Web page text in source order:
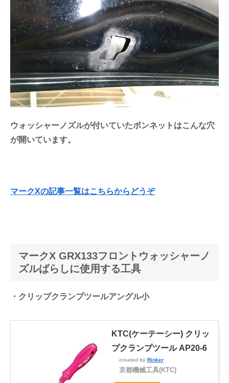
ウォッシャーノズルが付いていたボンネットはこんな穴
が開いています。
マークXの記事一覧はこちらからどうぞ
マークX GRX133フロントウォッシャーノ
ズルばらしに使用する工具
・クリップクランプツールアングル小
KTC(ケーテーシー) クリッ
プクランプツール AP20-6
created by Rinker
京都機械工具(KTC)